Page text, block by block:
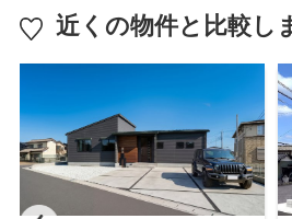
近くの物件と比較し